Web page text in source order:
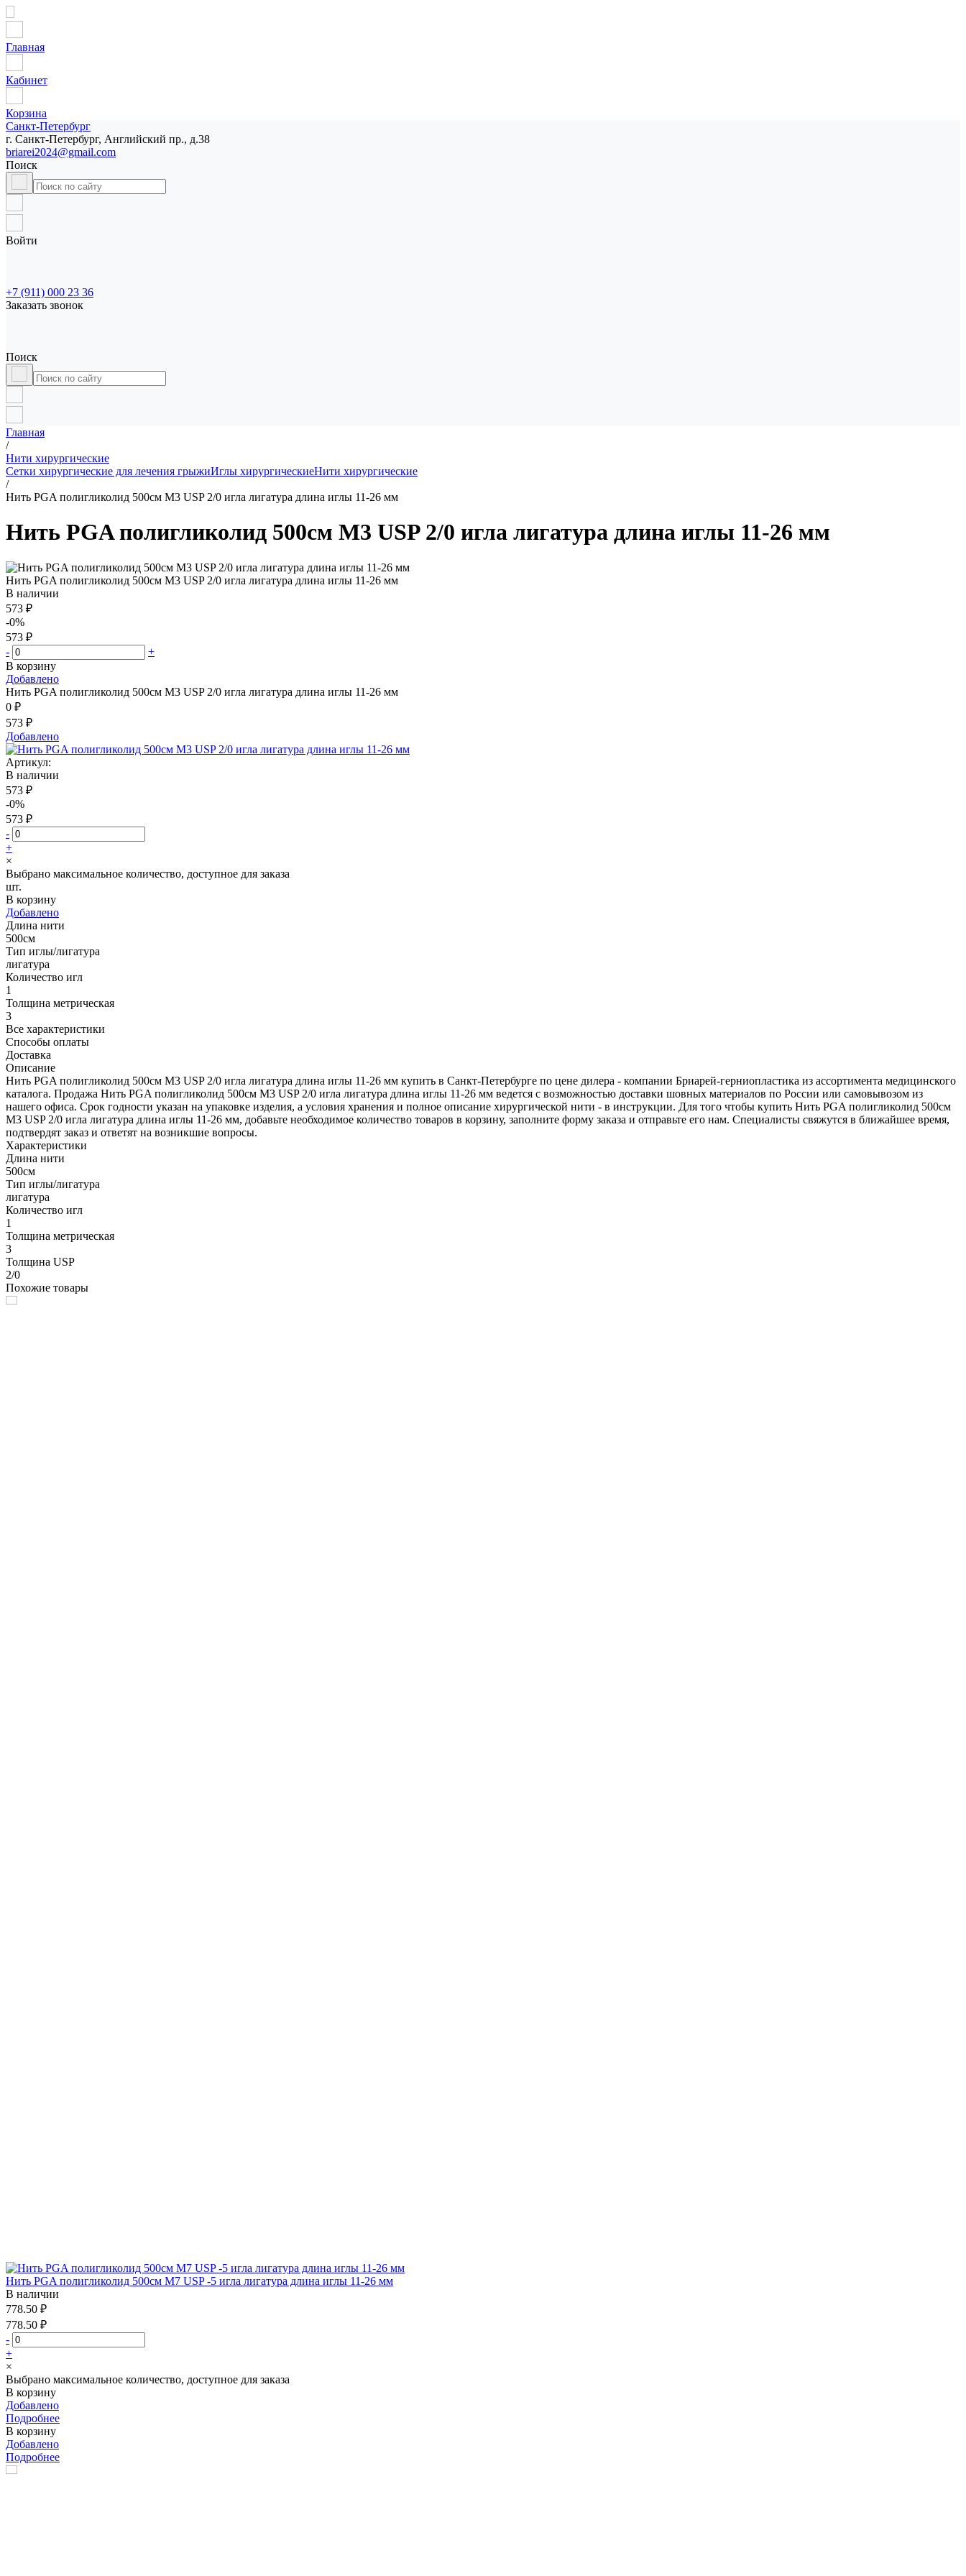
Главная
Кабинет
Корзина
Санкт-Петербург
г. Санкт-Петербург, Английский пр., д.38
briarei2024@gmail.com
Поиск
Войти
+7 (911) 000 23 36
Заказать звонок
Поиск
Главная
/
Нити хирургические
Сетки хирургические для лечения грыжиИглы хирургическиеНити хирургические
/
Нить PGA полигликолид 500см М3 USP 2/0 игла лигатура длина иглы 11-26 мм
Нить PGA полигликолид 500см М3 USP 2/0 игла лигатура длина иглы 11-26 мм
Нить PGA полигликолид 500см М3 USP 2/0 игла лигатура длина иглы 11-26 мм
В наличии
573 ₽
-0%
573 ₽
-
+
В корзину
Добавлено
Нить PGA полигликолид 500см М3 USP 2/0 игла лигатура длина иглы 11-26 мм
0 ₽
573 ₽
Добавлено
Артикул:
В наличии
573 ₽
-0%
573 ₽
-
+
×
Выбрано максимальное количество, доступное для заказа
шт.
В корзину
Добавлено
Длина нити
500см
Тип иглы/лигатура
лигатура
Количество игл
1
Толщина метрическая
3
Все характеристики
Способы оплаты
Доставка
Описание
Нить PGA полигликолид 500см М3 USP 2/0 игла лигатура длина иглы 11-26 мм купить в Санкт-Петербурге по цене дилера - компании Бриарей-герниопластика из ассортимента медицинского
каталога. Продажа Нить PGA полигликолид 500см М3 USP 2/0 игла лигатура длина иглы 11-26 мм ведется с возможностью доставки шовных материалов по России или самовывозом из
нашего офиса. Срок годности указан на упаковке изделия, а условия хранения и полное описание хирургической нити - в инструкции. Для того чтобы купить Нить PGA полигликолид 500см
М3 USP 2/0 игла лигатура длина иглы 11-26 мм, добавьте необходимое количество товаров в корзину, заполните форму заказа и отправьте его нам. Специалисты свяжутся в ближайшее время,
подтвердят заказ и ответят на возникшие вопросы.
Характеристики
Длина нити
500см
Тип иглы/лигатура
лигатура
Количество игл
1
Толщина метрическая
3
Толщина USP
2/0
Похожие товары
Нить PGA полигликолид 500см М7 USP -5 игла лигатура длина иглы 11-26 мм
В наличии
778.50 ₽
778.50 ₽
-
+
×
Выбрано максимальное количество, доступное для заказа
В корзину
Добавлено
Подробнее
В корзину
Добавлено
Подробнее